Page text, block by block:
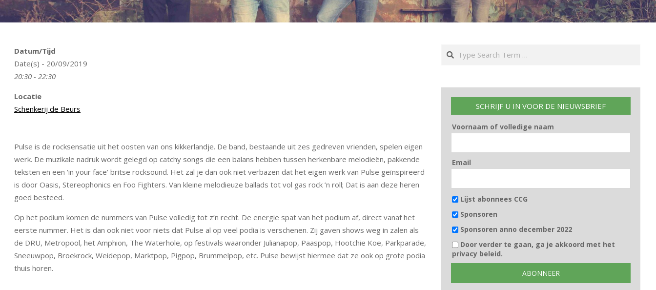
Datum/Tijd
Date(s) - 20/09/2019
20:30 - 22:30
Locatie
Schenkerij de Beurs
Pulse is de rocksensatie uit het oosten van ons kikkerlandje. De band, bestaande uit zes gedreven vrienden, spelen eigen
werk. De muzikale nadruk wordt gelegd op catchy songs die een balans hebben tussen herkenbare melodieën, pakkende
teksten en een ‘in your face’ britse rocksound. Het zal je dan ook niet verbazen dat het eigen werk van Pulse geïnspireerd
is door Oasis, Stereophonics en Foo Fighters. Van kleine melodieuze ballads tot vol gas rock ’n roll; Dat is aan deze heren
goed besteed.
Op het podium komen de nummers van Pulse volledig tot z’n recht. De energie spat van het podium af, direct vanaf het
eerste nummer. Het is dan ook niet voor niets dat Pulse al op veel podia is verschenen. Zij gaven shows weg in zalen als
de DRU, Metropool, het Amphion, The Waterhole, op festivals waaronder Julianapop, Paaspop, Hootchie Koe, Parkparade,
Sneeuwpop, Broekrock, Weidepop, Marktpop, Pigpop, Brummelpop, etc. Pulse bewijst hiermee dat ze ook op grote podia
thuis horen.
Search
SCHRIJF U IN VOOR DE NIEUWSBRIEF
Voornaam of volledige naam
Email
Lijst abonnees CCG
Sponsoren
Sponsoren anno december 2022
Door verder te gaan, ga je akkoord met het
privacy beleid.